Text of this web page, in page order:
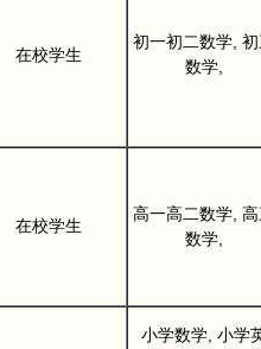
在校学生
初一初二数学,
数学,
在校学生
高一高二数学,
数学,
小学数学, 小学